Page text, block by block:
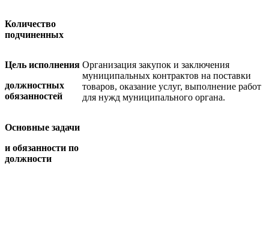
Количество
подчиненных
Цель исполнения
должностных
обязанностей
Организация закупок и заключения
муниципальных контрактов на поставки
товаров, оказание услуг, выполнение работ
для нужд муниципального органа.
Основные задачи
и обязанности по
должности